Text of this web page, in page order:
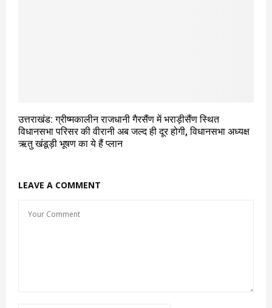
उत्तराखंड: ग्रीष्मकालीन राजधानी गैरसैंण में भराड़ीसैंण स्थित
विधानसभा परिसर की वीरानी अब जल्द ही दूर होगी, विधानसभा अध्यक्ष
ऋतु खंडूड़ी भूषण का ये हैं प्लान
LEAVE A COMMENT